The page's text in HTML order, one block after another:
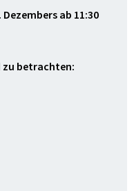
ab 11:30
zu betrachten: